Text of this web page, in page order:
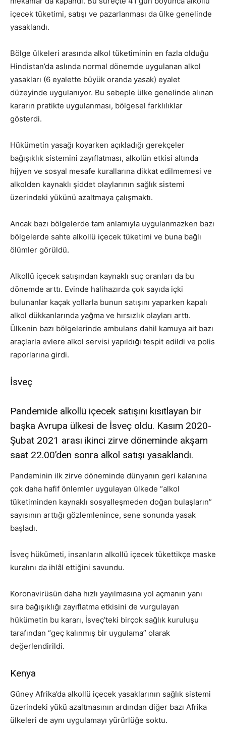
içecek tüketimi, satışı ve pazarlanması da ülke genelinde
yasaklandı.
Bölge ülkeleri arasında alkol tüketiminin en fazla olduğu
Hindistan’da aslında normal dönemde uygulanan alkol
yasakları (6 eyalette büyük oranda yasak) eyalet
düzeyinde uygulanıyor. Bu sebeple ülke genelinde alınan
kararın pratikte uygulanması, bölgesel farklılıklar
gösterdi.
Hükümetin yasağı koyarken açıkladığı gerekçeler
bağışıklık sistemini zayıflatması, alkolün etkisi altında
hijyen ve sosyal mesafe kurallarına dikkat edilmemesi ve
alkolden kaynaklı şiddet olaylarının sağlık sistemi
üzerindeki yükünü azaltmaya çalışmaktı.
Ancak bazı bölgelerde tam anlamıyla uygulanmazken bazı
bölgelerde sahte alkollü içecek tüketimi ve buna bağlı
ölümler görüldü.
Alkollü içecek satışından kaynaklı suç oranları da bu
dönemde arttı. Evinde halihazırda çok sayıda içki
bulunanlar kaçak yollarla bunun satışını yaparken kapalı
alkol dükkanlarında yağma ve hırsızlık olayları arttı.
Ülkenin bazı bölgelerinde ambulans dahil kamuya ait bazı
araçlarla evlere alkol servisi yapıldığı tespit edildi ve polis
raporlarına girdi.
İsveç
Pandemide alkollü içecek satışını kısıtlayan bir
başka Avrupa ülkesi de İsveç oldu. Kasım 2020-
Şubat 2021 arası ikinci zirve döneminde akşam
saat 22.00’den sonra alkol satışı yasaklandı.
Pandeminin ilk zirve döneminde dünyanın geri kalanına
çok daha hafif önlemler uygulayan ülkede “alkol
tüketiminden kaynaklı sosyalleşmeden doğan bulaşların”
sayısının arttığı gözlemlenince, sene sonunda yasak
başladı.
İsveç hükümeti, insanların alkollü içecek tükettikçe maske
kuralını da ihlâl ettiğini savundu.
Koronavirüsün daha hızlı yayılmasına yol açmanın yanı
sıra bağışıklığı zayıflatma etkisini de vurgulayan
hükümetin bu kararı, İsveç’teki birçok sağlık kuruluşu
tarafından “geç kalınmış bir uygulama” olarak
değerlendirildi.
Kenya
Güney Afrika’da alkollü içecek yasaklarının sağlık sistemi
üzerindeki yükü azaltmasının ardından diğer bazı Afrika
ülkeleri de aynı uygulamayı yürürlüğe soktu.